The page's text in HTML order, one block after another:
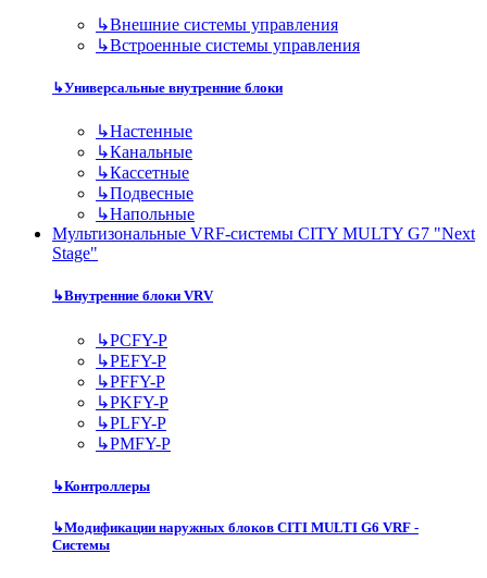
↳Внешние системы управления
↳Встроенные системы управления
↳Универсальные внутренние блоки
↳Настенные
↳Канальные
↳Кассетные
↳Подвесные
↳Напольные
Мультизональные VRF-системы CITY MULTY G7 "Next
Stage"
↳Внутренние блоки VRV
↳PCFY-P
↳PEFY-P
↳PFFY-P
↳PKFY-P
↳PLFY-P
↳PMFY-P
↳Контроллеры
↳Модификации наружных блоков CITI MULTI G6 VRF -
Системы